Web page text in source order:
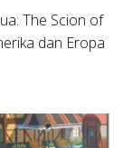
The Scion of
dan Eropa